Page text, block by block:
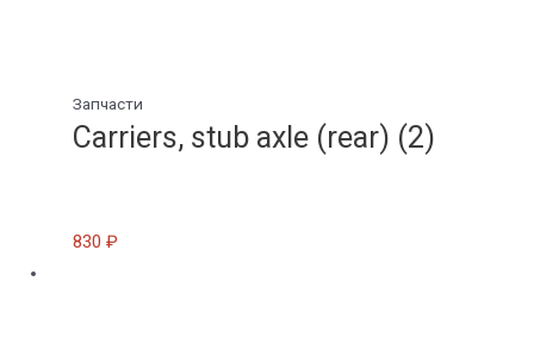
Запчасти
Carriers, stub axle (rear) (2)
830₽